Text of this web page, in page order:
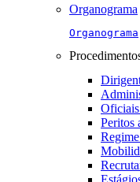
Organograma
Organograma
Peritos